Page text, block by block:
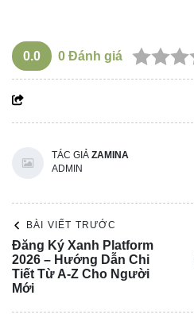
0.0 0 Đánh giá
TÁC GIẢ ZAMINA
ADMIN
BÀI VIẾT TRƯỚC
Đăng Ký Xanh Platform
2026 – Hướng Dẫn Chi
Tiết Từ A-Z Cho Người
Mới